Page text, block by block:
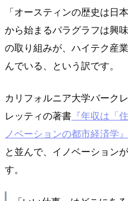
「オースティンの歴史は日
から始まるパラグラフは興
の取り組みが、ハイテク産
んでいる、という訳です。
カリフォルニア大学バーク
レッティの著書 『年収は「
ノベーションの都市経済学』
と並んで、イノベーション
す。